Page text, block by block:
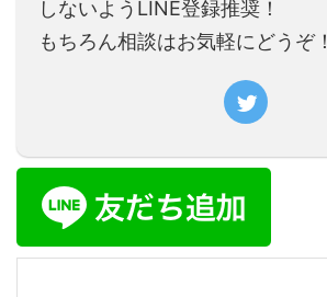
しないようLINE登録推奨！
もちろん相談はお気軽にどうぞ！